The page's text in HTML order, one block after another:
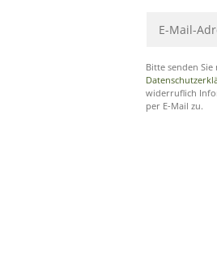
Bitte senden
widerruflich
per E-Mail zu.